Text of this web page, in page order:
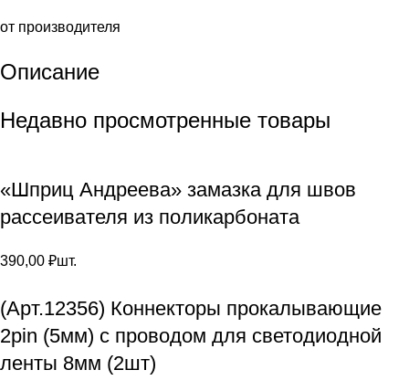
от производителя
Описание
Недавно просмотренные товары
«Шприц Андреева» замазка для швов
рассеивателя из поликарбоната
390,00 ₽шт.
(Арт.12356) Коннекторы прокалывающие
2pin (5мм) с проводом для светодиодной
ленты 8мм (2шт)